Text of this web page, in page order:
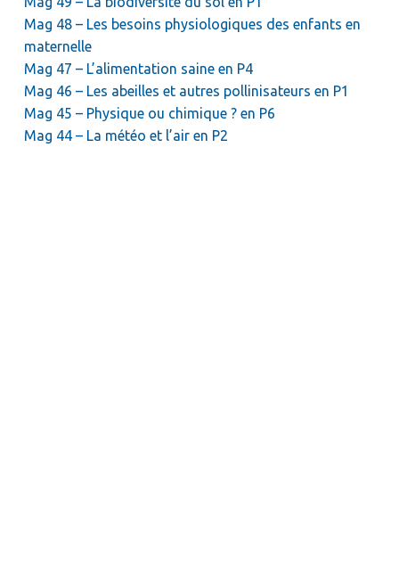
Mag 48 – Les besoins physiologiques des enfants en
maternelle
Mag 47 – L’alimentation saine en P4
Mag 46 – Les abeilles et autres pollinisateurs en P1
Mag 45 – Physique ou chimique ? en P6
Mag 44 – La météo et l’air en P2